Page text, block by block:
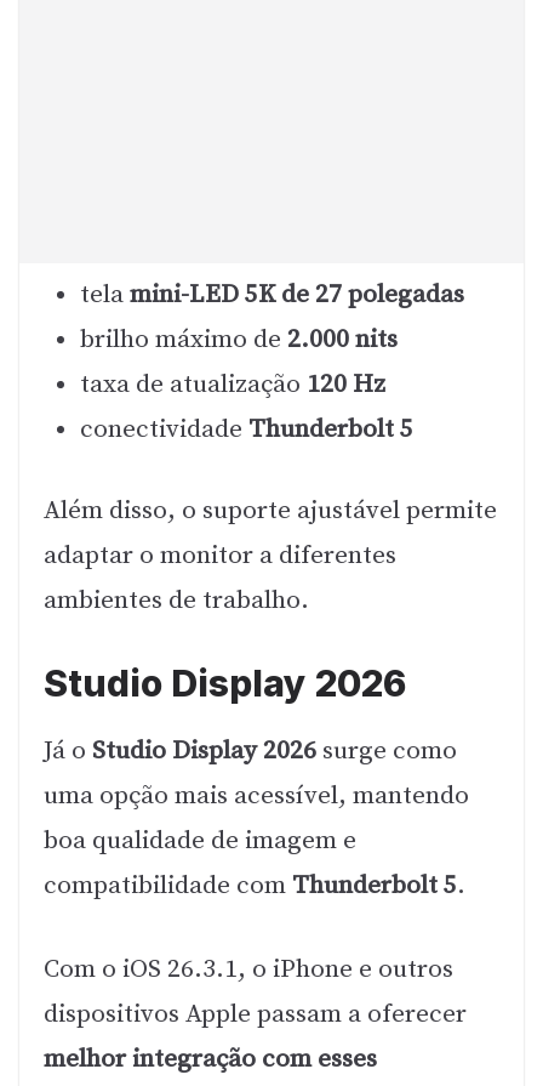
telamini-LED 5K de 27 polegadas
brilho máximo de 2.000 nits
taxa de atualização 120 Hz
conectividade Thunderbolt 5
Além disso, o suporte ajustável permite
adaptar o monitor a diferentes
ambientes de trabalho.
Studio Display 2026
Já o Studio Display 2026 surge como
uma opção mais acessível, mantendo
boa qualidade de imagem e
compatibilidade com Thunderbolt 5.
Com o iOS 26.3.1, o iPhone e outros
dispositivos Apple passam a oferecer
melhor integração com esses